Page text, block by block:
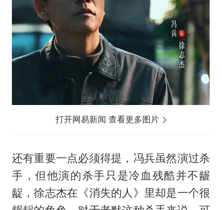
打开网易新闻 查看更多图片
还有重要一点必须得提，冯兵虽然演过杀
手，但他演的杀手只是冷血残酷并不龌
龊，徐志杰在《消失的人》里却是一个很